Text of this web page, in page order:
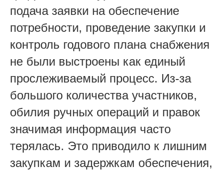
подача заявки на обеспечение
потребности, проведение закупки и
контроль годового плана снабжения
не были выстроены как единый
прослеживаемый процесс. Из-за
большого количества участников,
обилия ручных операций и правок
значимая информация часто
терялась. Это приводило к лишним
закупкам и задержкам обеспечения,